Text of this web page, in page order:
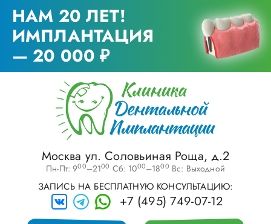
НАМ 20 ЛЕТ!
ИМПЛАНТАЦИЯ
— 20 000 ₽
Москва ул. Соловьиная Роща, д.2
Пн-Пт: 900–2100 Сб: 1000–1800 Вс: Выходной
ЗАПИСЬ НА БЕСПЛАТНУЮ КОНСУЛЬТАЦИЮ:
+7 (495) 749-07-12